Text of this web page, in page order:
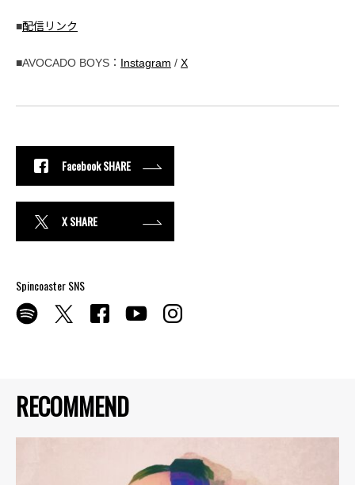
RECOMMEND
■配信リンク
■AVOCADO BOYS： Instagram / X
Facebook SHARE
X SHARE
Spincoaster SNS